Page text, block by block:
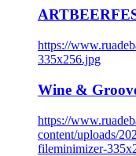
https://
335x256.jpg
Wine &
https://
content/uploads/
fileminimizer-